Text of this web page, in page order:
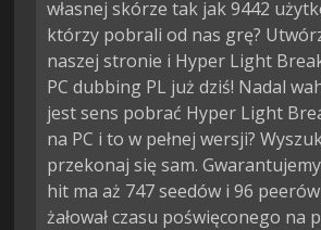
własnej skórze tak jak 9442
którzy pobrali od nas grę?
naszej stronie i Hyper Light
PC dubbing PL już dziś! Nadal
jest sens pobrać Hyper Light
na PC i to w pełnej wersji?
przekonaj się sam.
hit ma aż 747 seedów i 96
żałował czasu poświęconego na